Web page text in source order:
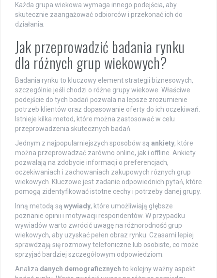
Każda grupa wiekowa wymaga innego podejścia, aby
skutecznie zaangażować odbiorców i przekonać ich do
działania.
Jak przeprowadzić badania rynku
dla różnych grup wiekowych?
Badania rynku to kluczowy element strategii biznesowych,
szczególnie jeśli chodzi o różne grupy wiekowe. Właściwe
podejście do tych badań pozwala na lepsze zrozumienie
potrzeb klientów oraz dopasowanie oferty do ich oczekiwań.
Istnieje kilka metod, które można zastosować w celu
przeprowadzenia skutecznych badań.
Jednym z najpopularniejszych sposobów są ankiety, które
można przeprowadzać zarówno online, jak i offline. Ankiety
pozwalają na zdobycie informacji o preferencjach,
oczekiwaniach i zachowaniach zakupowych różnych grup
wiekowych. Kluczowe jest zadanie odpowiednich pytań, które
pomogą zidentyfikować istotne cechy i potrzeby danej grupy.
Inną metodą są wywiady, które umożliwiają głębsze
poznanie opinii i motywacji respondentów. W przypadku
wywiadów warto zwrócić uwagę na różnorodność grup
wiekowych, aby uzyskać pełen obraz rynku. Czasami lepiej
sprawdzają się rozmowy telefoniczne lub osobiste, co może
sprzyjać bardziej szczegółowym odpowiedziom.
Analiza danych demograficznych to kolejny ważny aspekt